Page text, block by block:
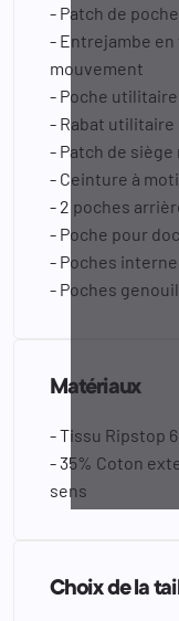
- Patch de
- Entrejambe
mouvement
- Poche utilitaire
- Rabat utilitaire
- Patch de
- Ceinture à
- 2 poches
- Poche pour
- Poches
- Poches
Matériaux
- Tissu Ripstop
- 35% Coton
sens
Choix de la